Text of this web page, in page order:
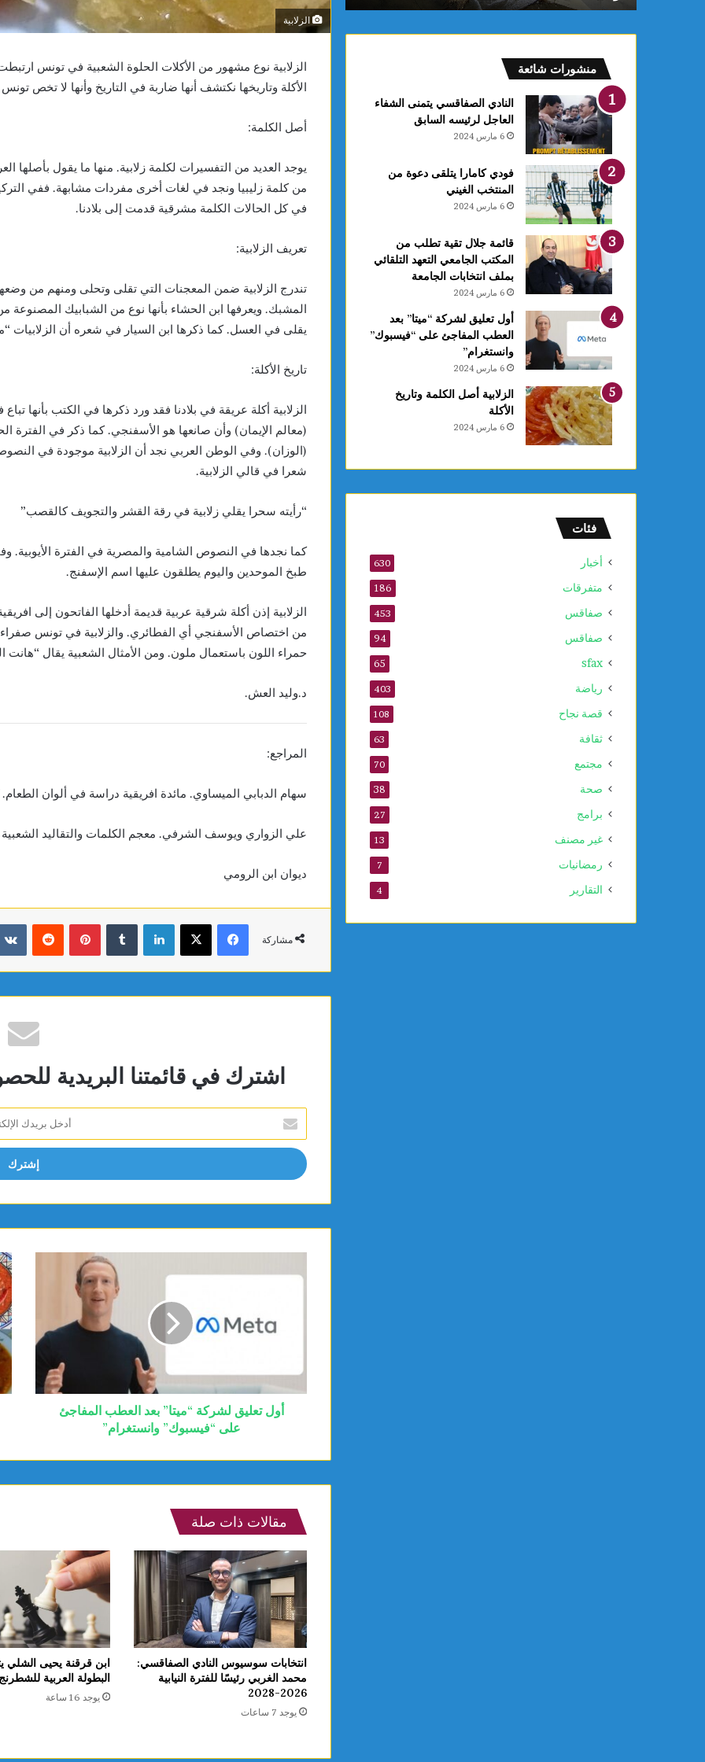
الزلابية
الزلابية نوع مشهور من الأكلات الحلوة الشعبية في تونس
الأكلة وتاريخها نكتشف أنها ضاربة في التاريخ وأنها لا تخص
أصل الكلمة:
يوجد العديد من التفسيرات لكلمة زلابية. منها ما يقول
من كلمة زليبيا ونجد في لغات أخرى مفردات مشابهة. ففي
في كل الحالات الكلمة مشرقية قدمت إلى بلادنا.
تعريف الزلابية:
تندرج الزلابية ضمن المعجنات التي تقلى وتحلى ومنهم من وضعها
المشبك. ويعرفها ابن الحشاء بأنها نوع من الشبابيك
يقلى في العسل. كما ذكرها ابن السيار في شعره أن
تاريخ الأكلة:
(معالم الإيمان) وأن صانعها هو الأسفنجي. كما ذكر في الفترة
(الوزان). وفي الوطن العربي نجد أن الزلابية موجودة في
شعرا في قالي الزلابية.
“رأيته سحرا يقلي زلابية في رقة القشر والتجويف كالقصب”
كما نجدها في النصوص الشامية والمصرية في الفترة
طبخ الموحدين واليوم يطلقون عليها اسم الإسفنج.
الزلابية إذن أكلة شرقية عربية قديمة أدخلها الفاتحون إلى
من اختصاص الأسفنجي أي الفطائري. والزلابية في تونس
حمراء اللون باستعمال ملون. ومن الأمثال الشعبية يقال “هانت
د.وليد العش.
المراجع:
سهام الدبابي الميساوي. مائدة افريقية دراسة في ألوان الطعام. 2017. ص142-146
علي الزواري ويوسف الشرفي. معجم الكلمات والتقاليد الشعبية بصفاقس.
ديوان ابن الرومي
مشاركة
فيسبوكX لينكدإن بينتيريست
اشترك في قائمتنا البريدية
بريدك
الإلكتروني
أول تعليق لشركة “ميتا” بعد العطب المفاجئ
على “فيسبوك” وانستغرام”
مقالات ذات صلة
انتخابات سوسيوس النادي الصفاقسي:
محمد الغربي رئيسًا للفترة النيابية
2026-2028
يوجد 7 ساعات
ابن قرقنة يحيى الشلي
البطولة العربية للشطرنج
يوجد 16 ساعة
فعالية
الصحي
منشورات شائعة
النادي الصفاقسي يتمنى الشفاء
العاجل لرئيسه السابق
6 مارس 2024
فودي كامارا يتلقى دعوة من
المنتخب الغيني
6 مارس 2024
قائمة جلال تقية تطلب من
المكتب الجامعي التعهد التلقائي
بملف انتخابات الجامعة
6 مارس 2024
أول تعليق لشركة “ميتا” بعد
العطب المفاجئ على “فيسبوك”
وانستغرام”
6 مارس 2024
الزلابية أصل الكلمة وتاريخ
الأكلة
6 مارس 2024
فئات
أخبار 630
متفرقات 186
صفاقس 453
صفاقس 94
sfax
65
رياضة 403
قصة نجاح 108
ثقافة 63
مجتمع 70
صحة 38
برامج 27
غير مصنف 13
رمضانيات 7
التقارير 4